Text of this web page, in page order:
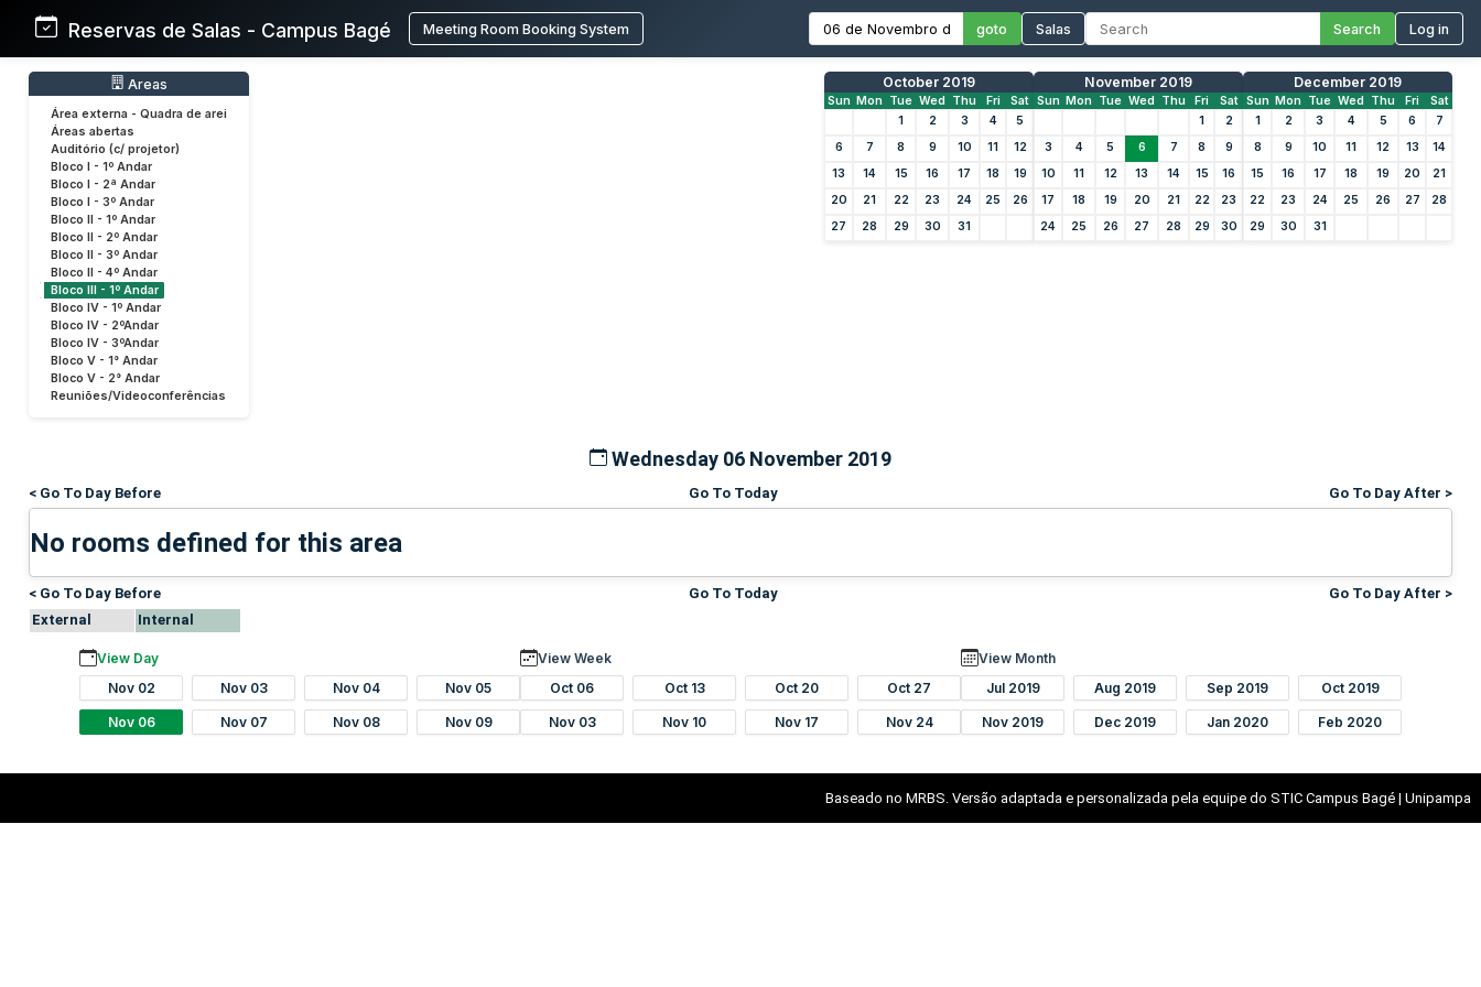
Reservas de Salas - Campus Bagé Meeting Room Booking System goto Salas Search Log in
Areas
Área externa - Quadra de arei
Áreas abertas
Auditório (c/ projetor)
Bloco I - 1º Andar
Bloco I - 2ª Andar
Bloco I - 3º Andar
Bloco II - 1º Andar
Bloco II - 2º Andar
Bloco II - 3º Andar
Bloco II - 4º Andar
Bloco III - 1º Andar
Bloco IV - 1º Andar
Bloco IV - 2ºAndar
Bloco IV - 3ºAndar
Bloco V - 1° Andar
Bloco V - 2° Andar
Reuniões/Videoconferências
October 2019
Sun Mon Tue Wed Thu Fri
Sat
1
2 3 4
5
6
7 8 9 10 11
12
13
14 15 16 17 18
19
20
21 22 23 24 25
26
27
28 29 30 31
November 2019
Sun Mon Tue Wed Thu Fri
Sat
1
2
3
4 5 6 7 8
9
10
11 12 13 14 15
16
17
18 19 20 21 22
23
24
25 26 27 28 29 30
December 2019
Sun Mon Tue Wed Thu Fri
Sat
1
2 3 4 5 6
7
8
9 10 11 12 13
14
15
16 17 18 19 20
21
22
23 24 25 26 27
28
29
30 31
Wednesday 06 November 2019
< Go To Day Before Go To Today Go To Day After >
No rooms defined for this area
< Go To Day Before Go To Today
Go To Day After >
External
Internal
View Day
Nov 02
Nov 03 Nov 04 Nov 05
Nov 06 Nov 07 Nov 08 Nov 09
View Week
Oct 06
Oct 13 Oct 20 Oct 27
Nov 03 Nov 10 Nov 17 Nov 24
View Month
Jul 2019
Aug 2019 Sep 2019 Oct 2019
Nov 2019 Dec 2019 Jan 2020 Feb 2020
Baseado no MRBS. Versão adaptada e personalizada pela equipe do STIC Campus Bagé | Unipampa